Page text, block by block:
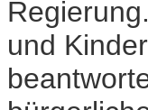
und